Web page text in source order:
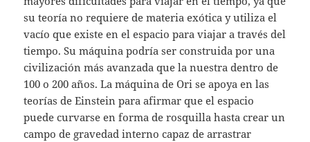
su teoría no requiere de materia exótica y utiliza el
vacío que existe en el espacio para viajar a través del
tiempo. Su máquina podría ser construida por una
civilización más avanzada que la nuestra dentro de
100 o 200 años. La máquina de Ori se apoya en las
teorías de Einstein para afirmar que el espacio
puede curvarse en forma de rosquilla hasta crear un
campo de gravedad interno capaz de arrastrar